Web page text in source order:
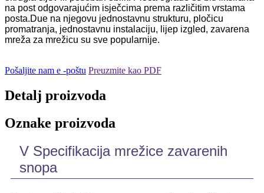
na post odgovarajućim isječcima prema različitim vrstama
posta.Due na njegovu jednostavnu strukturu, pločicu
promatranja, jednostavnu instalaciju, lijep izgled, zavarena
mreža za mrežicu su sve popularnije.
Pošaljite nam e -poštu Preuzmite kao PDF
Detalj proizvoda
Oznake proizvoda
V Specifikacija mrežice zavarenih
snopa